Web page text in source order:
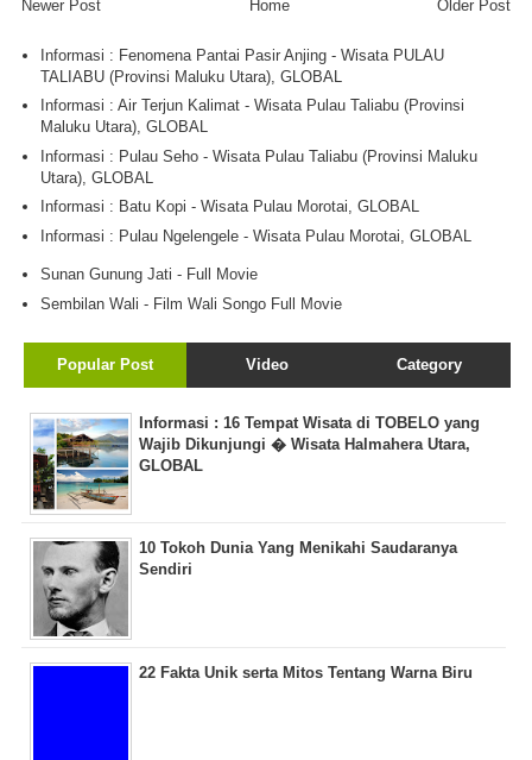
Newer Post Older Post
Home
Informasi : Fenomena Pantai Pasir Anjing - Wisata PULAU
TALIABU (Provinsi Maluku Utara), GLOBAL
Informasi : Air Terjun Kalimat - Wisata Pulau Taliabu (Provinsi
Maluku Utara), GLOBAL
Informasi : Pulau Seho - Wisata Pulau Taliabu (Provinsi Maluku
Utara), GLOBAL
Informasi : Batu Kopi - Wisata Pulau Morotai, GLOBAL
Informasi : Pulau Ngelengele - Wisata Pulau Morotai, GLOBAL
Sunan Gunung Jati - Full Movie
Sembilan Wali - Film Wali Songo Full Movie
Popular Post Video Category
Informasi : 16 Tempat Wisata di TOBELO yang
Wajib Dikunjungi � Wisata Halmahera Utara,
GLOBAL
10 Tokoh Dunia Yang Menikahi Saudaranya
Sendiri
22 Fakta Unik serta Mitos Tentang Warna Biru